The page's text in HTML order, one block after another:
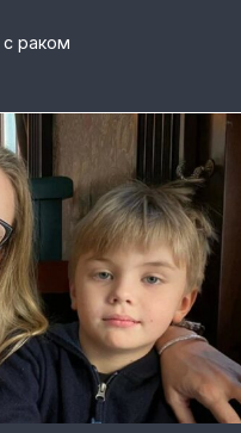
раком